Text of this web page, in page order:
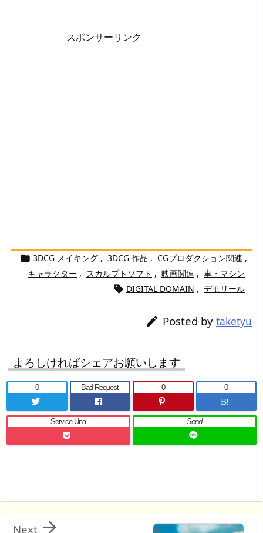
スポンサーリンク
 3DCG メイキング , 3DCG 作品 , CGプロダクション関連 ,
キャラクター , スカルプトソフト , 映画関連 , 車・マシン
 DIGITAL DOMAIN , デモリール
 Posted by taketyu
よろしければシェアお願いします
0 Bad Request
0
B!
0
Service Una Send

Next